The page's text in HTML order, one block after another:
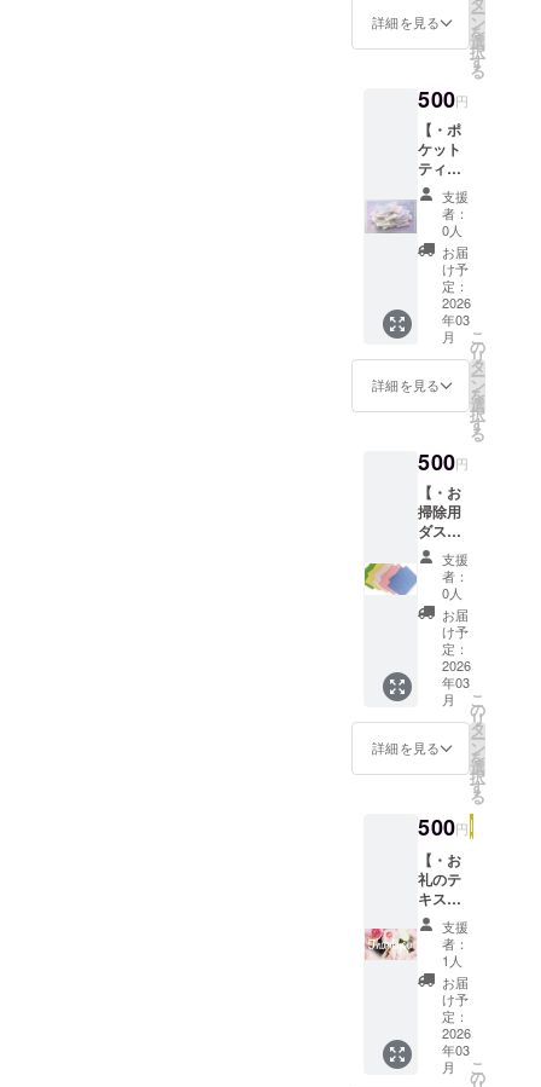
高める事に
も繋がり、
な事だと
思っていま
今からでも
遅くないと
断言させて
頂きます。
私も含め、
皆様のご多
お祈り申し
りしま
す。 ※
画像は
ジで
す。 ※
諸事情
によ
り、お
届け月
が前後
する場
合がご
ざいま
すの
で、予
めご了
承下さ
い。
詳細を見る ー
ン
を
選
択
す
る
500円
【・ポ
ケット
ティッ
シュの
お届
け・】
中身が
無地(白
色)のポ
ケット
ティッ
シュ1
パック
(100円
相当)を
お届け
す。 ※
画像は
イメー
ジで
す。
支援
者：
0人
お届
け予
定：
2026
年03
月
詳細を見る
こ
の
リ
タ
ー
ン
を
選
択
す
る
500円
【・お
掃除用
ダス
ター1
枚・】
お掃除
用のダ
スター
30cm×
30cm/1
00円相
当)を1
枚お届
け致し
ます。
ランダ
ムとな
ります
ので、
ご了承
下さ
い。 ※
画像は
イメー
ジで
す。
支援
者：
0人
お届
け予
定：
2026
年03
月
詳細を見る
こ
の
リ
タ
ー
ン
を
選
択
す
る
500円
【・お
礼のテ
キスト
メッ
セージ
の送
信・】
メール
にて、
お礼の
メッ
セージ
支援
者：
1人
お届
け予
定：
2026
年03
月
こ
の